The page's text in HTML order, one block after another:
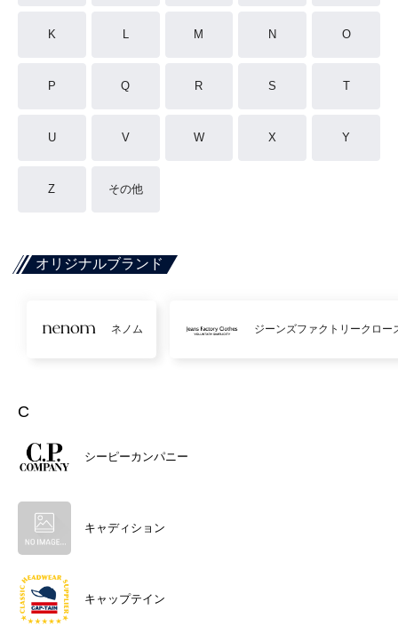
K L M N O
P Q R S T
U V W X Y
Z その他
オリジナルブランド
ネノム ジーンズファクトリークロー
C
シーピーカンパニー
キャディション
キャップテイン